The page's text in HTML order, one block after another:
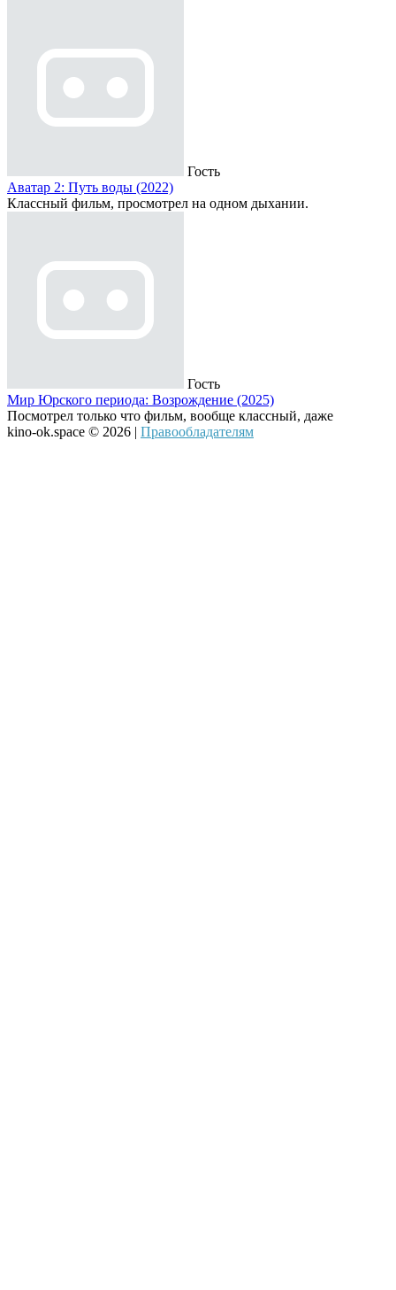
Гость
Аватар 2: Путь воды (2022)
Классный фильм, просмотрел на одном дыхании.
Гость
Мир Юрского периода: Возрождение (2025)
Посмотрел только что фильм, вообще классный, даже
kino-ok.space © 2026 | Правообладателям